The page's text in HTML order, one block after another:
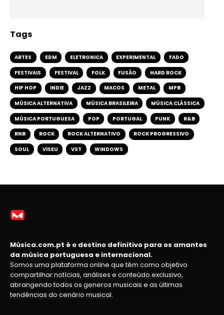
Tags
ARTES EDM ELETRONICA EXPERIMENTAL FADO
FESTIVAIS FESTIVAL FOLK FUSÃO HARD ROCK
HIP HOP INDIE JAZZ MACOS METAL MPB
MÚSICA ALTERNATIVA MÚSICA BRASILEIRA MÚSICA CLÁSSICA
MÚSICA PORTUGUESA POP PORTUGAL PUNK R&B
RNB ROCK ROCK ALTERNATIVO ROCK PROGRESSIVO
SOUL VISEU VST WINDOWS
Música.com.pt é o destino definitivo para os amantes
da música portuguesa e internacional.
Somos uma plataforma online que têm como objetivo
compartilhar notícias, análises e conteúdo exclusivo,
abrangendo todos os generos musicais e as últimas
tendências do cenário musical.